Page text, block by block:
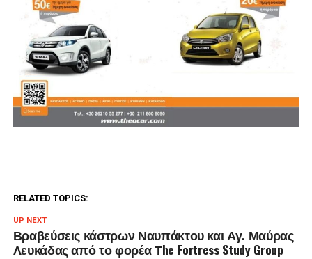
RELATED TOPICS:
UP NEXT
Βραβεύσεις κάστρων Ναυπάκτου και Αγ. Μαύρας
Λευκάδας από το φορέα Τhe Fortress Study Group